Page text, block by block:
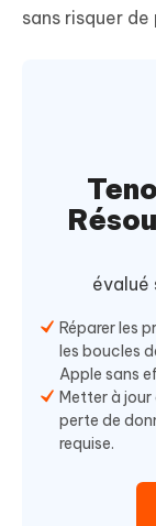
sans risquer
évalué
Réparer les
les boucles
Apple sans
Metter à
perte de
requise.